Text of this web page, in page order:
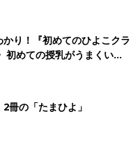
り！『初めてのひよこクラ
初めての授乳がうまくい
本と夏のトラブル 解決テ
冊の「たまひよ」